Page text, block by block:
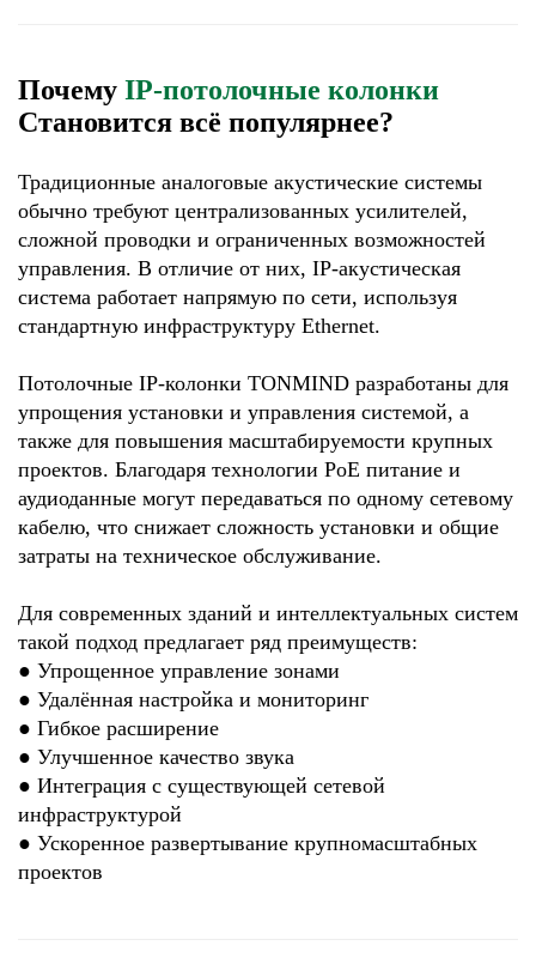
Почему IP-потолочные колонки
Становится всё популярнее?
Традиционные аналоговые акустические системы
обычно требуют централизованных усилителей,
сложной проводки и ограниченных возможностей
управления. В отличие от них, IP-акустическая
система работает напрямую по сети, используя
стандартную инфраструктуру Ethernet.
Потолочные IP-колонки TONMIND разработаны для
упрощения установки и управления системой, а
также для повышения масштабируемости крупных
проектов. Благодаря технологии PoE питание и
аудиоданные могут передаваться по одному сетевому
кабелю, что снижает сложность установки и общие
затраты на техническое обслуживание.
Для современных зданий и интеллектуальных систем
такой подход предлагает ряд преимуществ:
● Упрощенное управление зонами
● Удалённая настройка и мониторинг
● Гибкое расширение
● Улучшенное качество звука
● Интеграция с существующей сетевой
инфраструктурой
● Ускоренное развертывание крупномасштабных
проектов